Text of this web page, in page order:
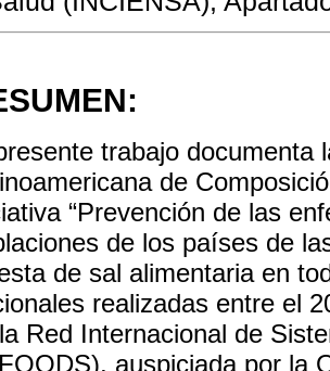
trabajo documenta
de
“Prevención de las
de los países de
de sal alimentaria en
realizadas entre el
Red Internacional de
auspiciada por la